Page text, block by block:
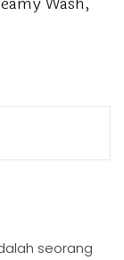
seorang